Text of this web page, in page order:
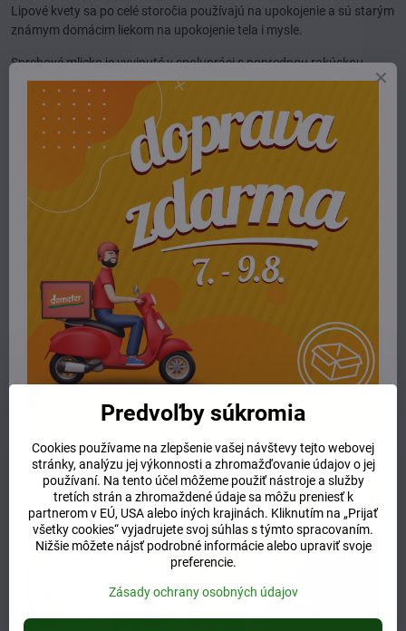
Lipové kvety sa po celé storočia používajú na upokojenie a sú starým
známym domácim liekom na upokojenie tela i mysle.
Sprchové mlieko je vyvinuté v spolupráci s poprednou rakúskou
antropozofickou pediatričkou Dr. med. Christine Saahs a je
dermatologicky testované.
2-3 stlačenia pumpičky na kúpeľ stačia na dokonalé rozvinutie
lipových kvetov.
Aqua, Disodium Cocoyl Glutamate (and) Sodium Cocoyl
Glutamate, Helianthus Annuus Seed Oil, Vinum, Alcohol, Vitis Vinifera
Seed Oil, Tilia Platyphyllos Flower Extract, Vitis Vinifera Seed Extract,
Pelargonium Graveolens Oil, Xanthan Gum, Citrus Nobilis Peel Oil,
Vitis Vinifera Seed Oil, Tocopherol, Citric Acid, Citrus Limon Peel Oil,
Limonene, Citronellol, Geraniol, Linalool, Citral
Viac z kategórie
E-shop deti a mamičky detská kozmetika
Potrebujete poradiť alebo pomôcť?
+421 904 55 33 96
info​@prirodnyraj​.sk
Kamenná predajňa
Ružinovská 40, 82103 Bratislava
Otváracie hodiny
UTOROK 10:00 - 15:00
STREDA 10:00 - 17:00
ŠTVRTOK 10:00 - 15:00
Predvoľby súkromia
Cookies používame na zlepšenie vašej návštevy tejto webovej
stránky, analýzu jej výkonnosti a zhromažďovanie údajov o jej
používaní. Na tento účel môžeme použiť nástroje a služby
tretích strán a zhromaždené údaje sa môžu preniesť k
partnerom v EÚ, USA alebo iných krajinách. Kliknutím na „Prijať
všetky cookies“ vyjadrujete svoj súhlas s týmto spracovaním.
Nižšie môžete nájsť podrobné informácie alebo upraviť svoje
preferencie.
Zásady ochrany osobných údajov